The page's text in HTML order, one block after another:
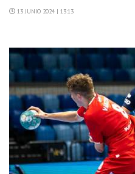
13 JUNIO 2024 | 13:13